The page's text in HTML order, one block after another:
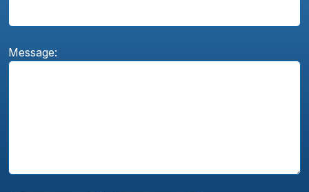
Message: